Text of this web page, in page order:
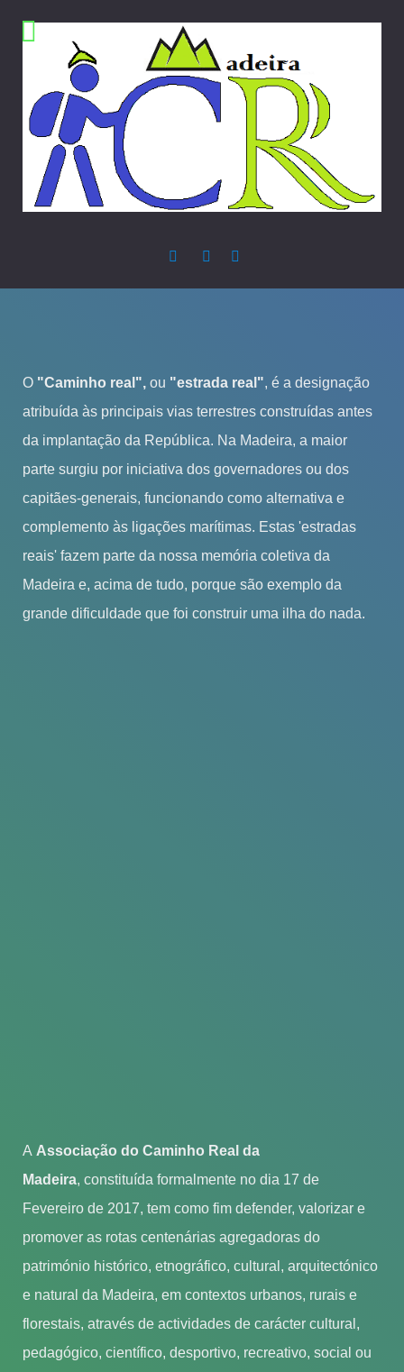
O "Caminho real", ou "estrada real", é a designação
atribuída às principais vias terrestres construídas antes
da implantação da República. Na Madeira, a maior
parte surgiu por iniciativa dos governadores ou dos
capitães-generais, funcionando como alternativa e
complemento às ligações marítimas. Estas 'estradas
reais' fazem parte da nossa memória coletiva da
Madeira e, acima de tudo, porque são exemplo da
grande dificuldade que foi construir uma ilha do nada.
A Associação do Caminho Real da
Madeira, constituída formalmente no dia 17 de
Fevereiro de 2017, tem como fim defender, valorizar e
promover as rotas centenárias agregadoras do
património histórico, etnográfico, cultural, arquitectónico
e natural da Madeira, em contextos urbanos, rurais e
florestais, através de actividades de carácter cultural,
pedagógico, científico, desportivo, recreativo, social ou